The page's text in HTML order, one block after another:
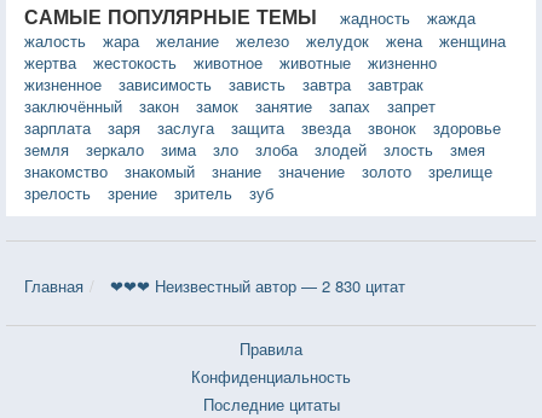
САМЫЕ ПОПУЛЯРНЫЕ ТЕМЫ жадность
жажда
жалость
жара желание железо желудок жена
женщина
жертва
жестокость животное животные
жизненно
жизненное
зависимость зависть завтра
завтрак
заключённый
закон замок занятие запах
запрет
зарплата
заря заслуга защита звезда звонок
здоровье
земля
зеркало зима зло злоба злодей злость
змея
знакомство
знакомый знание значение золото
зрелище
зрелость
зрение зритель зуб
Главная ❤❤❤ Неизвестный автор — 2 830 цитат
Правила
Конфиденциальность
Последние цитаты